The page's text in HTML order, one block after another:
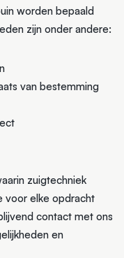
worden bepaald
zijn onder andere:
van bestemming
zuigtechniek
voor elke opdracht
contact met ons
en